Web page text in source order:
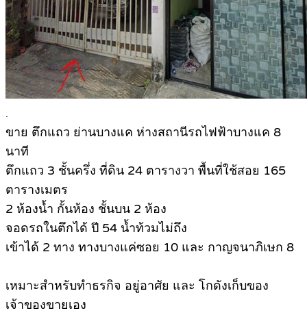
.
ขาย ตึกแถว ย่านบางแค ห่างสถานีรถไฟฟ้าบางแค 8
นาที
ตึกแถว 3 ชั้นครึ่ง ที่ดิน 24 ตารางวา พื้นที่ใช้สอย 165
ตารางเมตร
2 ห้องน้ำ กั้นห้อง ชั้นบน 2 ห้อง
จอดรถในตึกได้ ปี 54 น้ำท้วมไม่ถึง
เข้าได้ 2 ทาง ทางบางแค่ซอย 10 และ กาญจนาภิเษก 8
เหมาะสำหรับทำธรกิจ อยู่อาศัย และ โกดังเก็บของ
เจ้าของขายเอง